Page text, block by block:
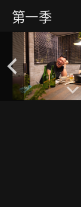
第一季